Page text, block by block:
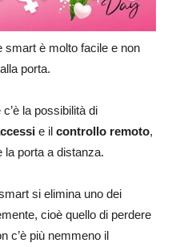
smart è molto facile e non
porta.
la possibilità di
e il controllo remoto,
la porta a distanza.
si elimina uno dei
cioè quello di perdere
c’è più nemmeno il